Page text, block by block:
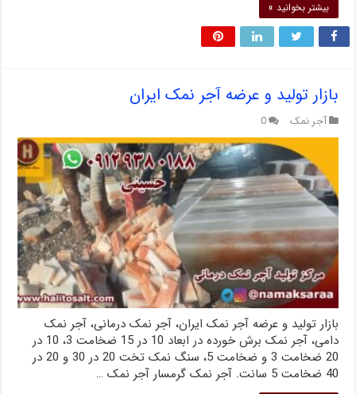
بیشتر بخوانید »
بازار تولید و عرضه آجر نمک ایران
آجر نمک 0
بازار تولید و عرضه آجر نمک ایران، آجر نمک درمانی، آجر نمک
دامی، آجر نمک برش خورده در ابعاد 10 در 15 ضخامت 3، 10 در
20 ضخامت 3 و ضخامت 5، سنگ نمک تخت 20 در 30 و 20 در
40 ضخامت 5 سانت. آجر نمک گرمسار آجر نمک …